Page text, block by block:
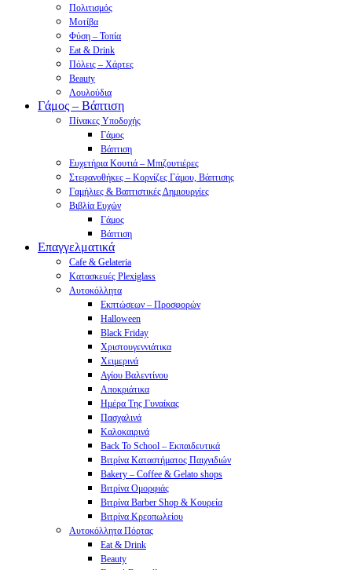
Πολιτισμός
Μοτίβα
Φύση – Τοπία
Eat & Drink
Πόλεις – Χάρτες
Beauty
Λουλούδια
Γάμος – Βάπτιση
Πίνακες Υποδοχής
Γάμος
Βάπτιση
Ευχετήρια Κουτιά – Μπιζουτιέρες
Στεφανοθήκες – Κορνίζες Γάμου, Βάπτισης
Γαμήλιες & Βαπτιστικές Δημιουργίες
Βιβλία Ευχών
Γάμος
Βάπτιση
Επαγγελματικά
Cafe & Gelateria
Κατασκευές Plexiglass
Αυτοκόλλητα
Εκπτώσεων – Προσφορών
Halloween
Black Friday
Χριστουγεννιάτικα
Χειμερινά
Αγίου Βαλεντίνου
Αποκριάτικα
Ημέρα Της Γυναίκας
Πασχαλινά
Καλοκαιρινά
Back To School – Εκπαιδευτικά
Βιτρίνα Καταστήματος Παιχνιδιών
Bakery – Coffee & Gelato shops
Βιτρίνα Ομορφιάς
Βιτρίνα Barber Shop & Κουρεία
Βιτρίνα Κρεοπωλείου
Αυτοκόλλητα Πόρτας
Eat & Drink
Beauty